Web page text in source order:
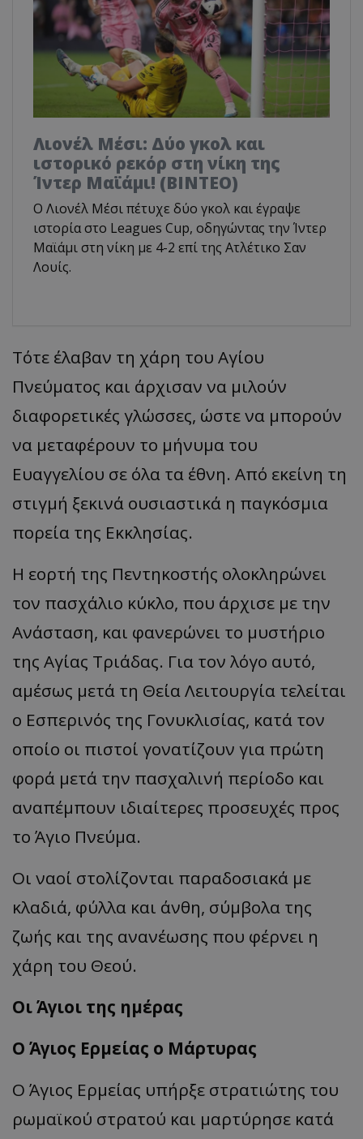
Λιονέλ Μέσι: Δύο γκολ και
ιστορικό ρεκόρ στη νίκη της
Ίντερ Μαϊάμι! (ΒΙΝΤΕΟ)
Ο Λιονέλ Μέσι πέτυχε δύο γκολ και έγραψε
ιστορία στο Leagues Cup, οδηγώντας την Ίντερ
Μαϊάμι στη νίκη με 4-2 επί της Ατλέτικο Σαν
Λουίς.
Τότε έλαβαν τη χάρη του Αγίου
Πνεύματος και άρχισαν να μιλούν
διαφορετικές γλώσσες, ώστε να μπορούν
να μεταφέρουν το μήνυμα του
Ευαγγελίου σε όλα τα έθνη. Από εκείνη τη
στιγμή ξεκινά ουσιαστικά η παγκόσμια
πορεία της Εκκλησίας.
Η εορτή της Πεντηκοστής ολοκληρώνει
τον πασχάλιο κύκλο, που άρχισε με την
Ανάσταση, και φανερώνει το μυστήριο
της Αγίας Τριάδας. Για τον λόγο αυτό,
αμέσως μετά τη Θεία Λειτουργία τελείται
ο Εσπερινός της Γονυκλισίας, κατά τον
οποίο οι πιστοί γονατίζουν για πρώτη
φορά μετά την πασχαλινή περίοδο και
αναπέμπουν ιδιαίτερες προσευχές προς
το Άγιο Πνεύμα.
Οι ναοί στολίζονται παραδοσιακά με
κλαδιά, φύλλα και άνθη, σύμβολα της
ζωής και της ανανέωσης που φέρνει η
χάρη του Θεού.
Οι Άγιοι της ημέρας
Ο Άγιος Ερμείας ο Μάρτυρας
Ο Άγιος Ερμείας υπήρξε στρατιώτης του
ρωμαϊκού στρατού και μαρτύρησε κατά